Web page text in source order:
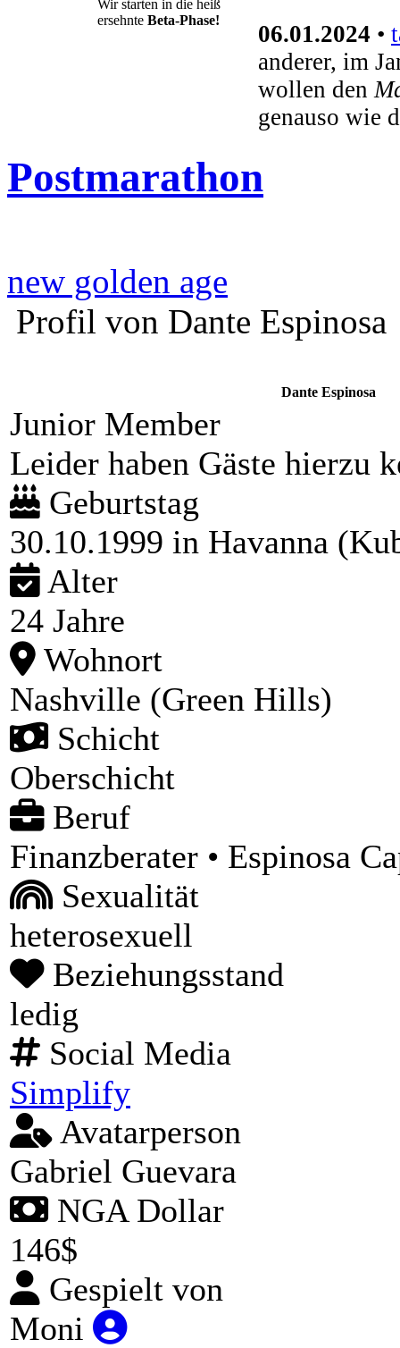
Wir starten in die heiß
ersehnte Beta-Phase!
06.01.2024 •
anderer, im
wollen den
genauso wie
Postmarathon
new golden age
Profil von Dante Espinosa
Dante Espinosa
Junior Member
Leider haben Gäste hierzu
Geburtstag
30.10.1999 in Havanna
Alter
24 Jahre
Wohnort
Nashville (Green Hills)
Schicht
Oberschicht
Beruf
Finanzberater • Espinosa
Sexualität
heterosexuell
Beziehungsstand
ledig
Social Media
Simplify
Avatarperson
Gabriel Guevara
NGA Dollar
146$
Gespielt von
Moni